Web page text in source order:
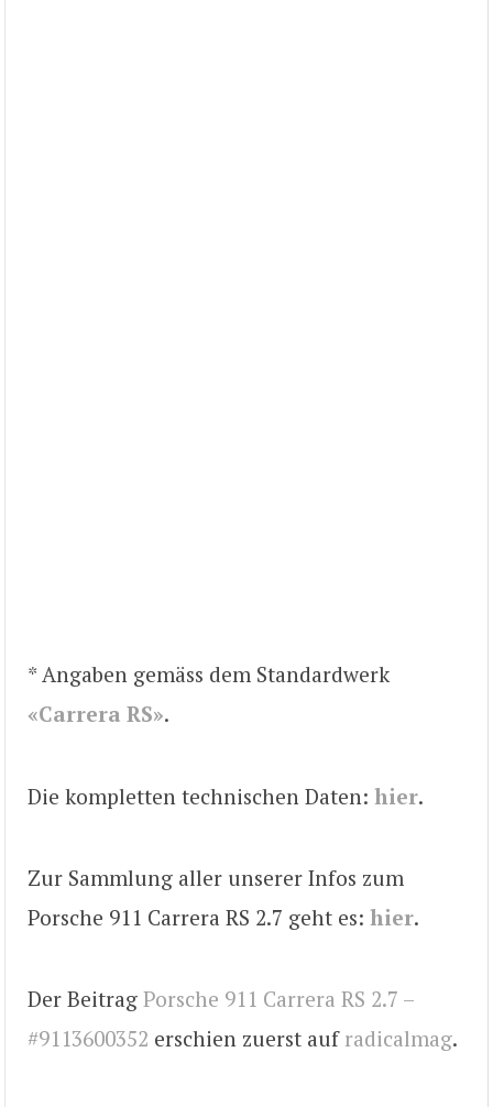
* Angaben gemäss dem Standardwerk
«Carrera RS».
Die kompletten technischen Daten: hier.
Zur Sammlung aller unserer Infos zum
Porsche 911 Carrera RS 2.7 geht es: hier.
Der Beitrag Porsche 911 Carrera RS 2.7 –
#9113600352 erschien zuerst auf radicalmag.